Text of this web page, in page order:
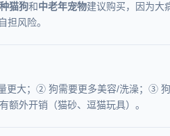
猫狗和中老年宠物建议购买，因为大
担风险。
更大；② 狗需要更多美容/洗澡；③
额外开销（猫砂、逗猫玩具）。